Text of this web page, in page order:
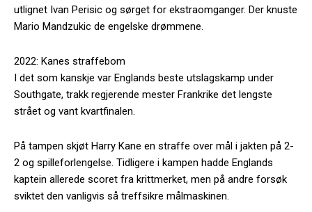
utlignet Ivan Perisic og sørget for ekstraomganger. Der knuste
Mario Mandzukic de engelske drømmene.
2022: Kanes straffebom
I det som kanskje var Englands beste utslagskamp under
Southgate, trakk regjerende mester Frankrike det lengste
strået og vant kvartfinalen.
På tampen skjøt Harry Kane en straffe over mål i jakten på 2-
2 og spilleforlengelse. Tidligere i kampen hadde Englands
kaptein allerede scoret fra krittmerket, men på andre forsøk
sviktet den vanligvis så treffsikre målmaskinen.